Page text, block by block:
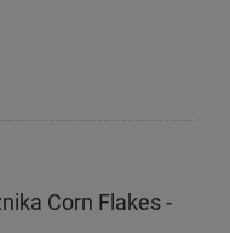
Corn Flakes -